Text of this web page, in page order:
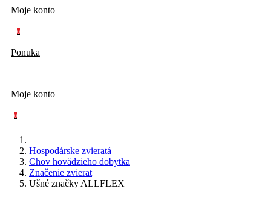
Moje konto
0
Ponuka
Moje konto
0
Hospodárske zvieratá
Chov hovädzieho dobytka
Značenie zvierat
Ušné značky ALLFLEX